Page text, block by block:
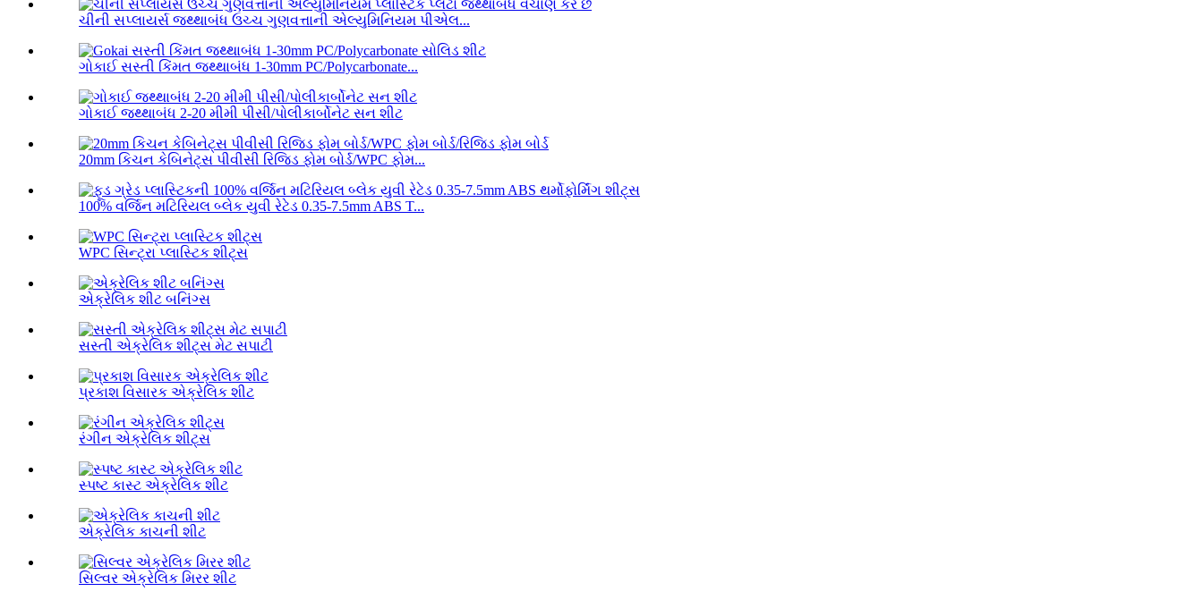
ચીની સપ્લાયર્સ જથ્થાબંધ ઉચ્ચ ગુણવત્તાની એલ્યુમિનિયમ પીએલ...
ગોકાઈ સસ્તી કિંમત જથ્થાબંધ 1-30mm PC/Polycarbonate...
ગોકાઈ જથ્થાબંધ 2-20 મીમી પીસી/પોલીકાર્બોનેટ સન શીટ
20mm કિચન કેબિનેટ્સ પીવીસી રિજિડ ફોમ બોર્ડ/WPC ફોમ...
100% વર્જિન મટિરિયલ બ્લેક યુવી રેટેડ 0.35-7.5mm ABS T...
WPC સિન્ટ્રા પ્લાસ્ટિક શીટ્સ
એક્રેલિક શીટ બનિંગ્સ
સસ્તી એક્રેલિક શીટ્સ મેટ સપાટી
પ્રકાશ વિસારક એક્રેલિક શીટ
રંગીન એક્રેલિક શીટ્સ
સ્પષ્ટ કાસ્ટ એક્રેલિક શીટ
એક્રેલિક કાચની શીટ
સિલ્વર એક્રેલિક મિરર શીટ